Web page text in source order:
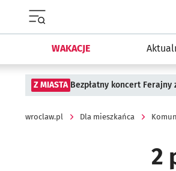
WAKACJE
Z MIASTA Bezpłatny koncert
wroclaw.pl Dla mieszkańca
2